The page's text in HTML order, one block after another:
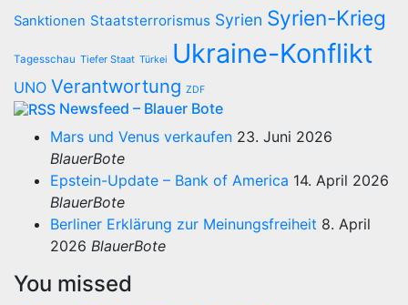
Sanktionen Staatsterrorismus Syrien Syrien-Krieg
Tagesschau Tiefer Staat Türkei Ukraine-Konflikt
UNO Verantwortung ZDF
Newsfeed – Blauer Bote
Mars und Venus verkaufen 23. Juni 2026
BlauerBote
Epstein-Update – Bank of America 14. April 2026
BlauerBote
Berliner Erklärung zur Meinungsfreiheit 8. April
2026 BlauerBote
You missed